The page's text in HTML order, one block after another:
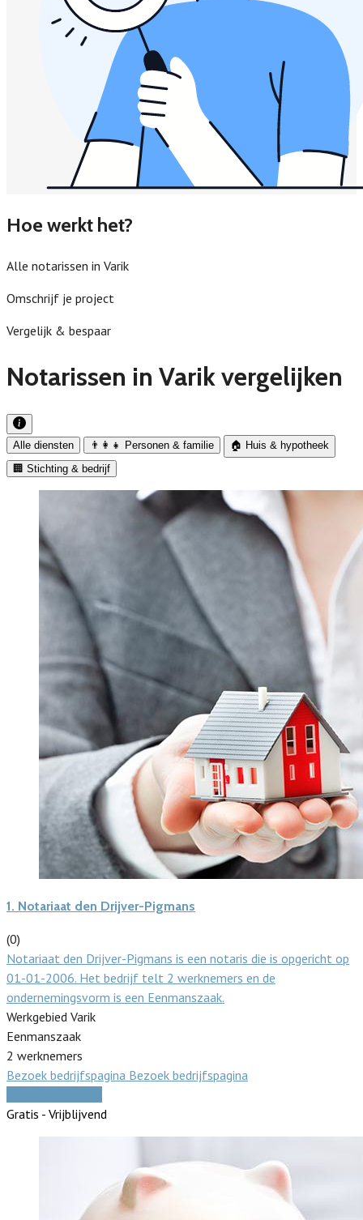
Hoe werkt het?
Alle notarissen in Varik
Omschrijf je project
Vergelijk & bespaar
Notarissen in Varik vergelijken
Alle diensten 👨‍👩‍👧 Personen & familie
🏠 Huis & hypotheek
🏢 Stichting & bedrijf
1. Notariaat den Drijver-Pigmans
(0)
Notariaat den Drijver-Pigmans is een notaris die is opgericht op
01-01-2006. Het bedrijf telt 2 werknemers en de
ondernemingsvorm is een Eenmanszaak.
Werkgebied Varik
Eenmanszaak
2 werknemers
Bezoek bedrijfspagina Bezoek bedrijfspagina
Gratis - Vrijblijvend